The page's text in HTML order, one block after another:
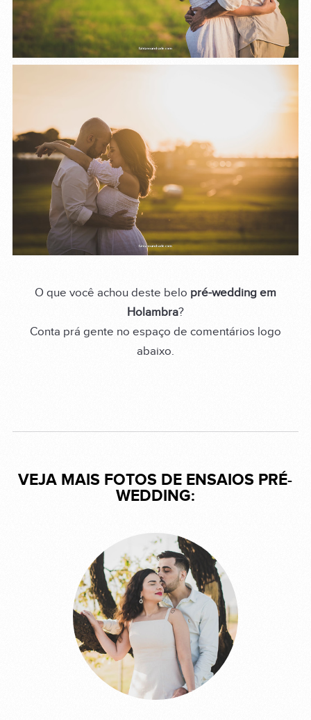
O que você achou deste belo pré-wedding em
Holambra?
Conta prá gente no espaço de comentários logo
abaixo.
VEJA MAIS FOTOS DE ENSAIOS PRÉ-
WEDDING: